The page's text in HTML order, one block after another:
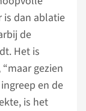
is dan ablatie
de
Het is
gezien
en de
is het